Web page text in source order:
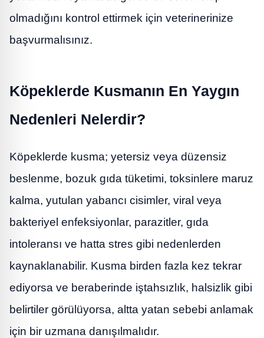
olmadığını kontrol ettirmek için veterinerinize
başvurmalısınız.
Köpeklerde Kusmanın En Yaygın
Nedenleri Nelerdir?
Köpeklerde kusma; yetersiz veya düzensiz
beslenme, bozuk gıda tüketimi, toksinlere maruz
kalma, yutulan yabancı cisimler, viral veya
bakteriyel enfeksiyonlar, parazitler, gıda
intoleransı ve hatta stres gibi nedenlerden
kaynaklanabilir. Kusma birden fazla kez tekrar
ediyorsa ve beraberinde iştahsızlık, halsizlik gibi
belirtiler görülüyorsa, altta yatan sebebi anlamak
için bir uzmana danışılmalıdır.